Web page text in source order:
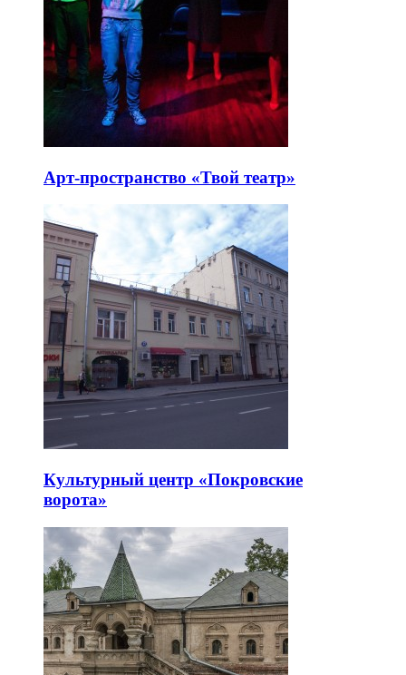
Арт-пространство «Твой театр»
Культурный центр «Покровские
ворота»